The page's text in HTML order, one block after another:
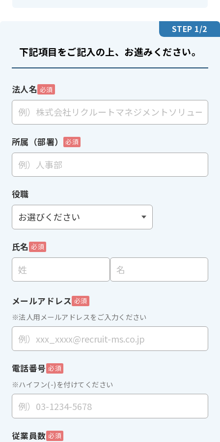
STEP 1/2
下記項目をご記入の上、お進みください。
法人名 必須
所属（部署） 必須
役職
氏名 必須
メールアドレス 必須
※法人用メールアドレスをご入力ください
電話番号 必須
※ハイフン(-)を付けてください
従業員数 必須